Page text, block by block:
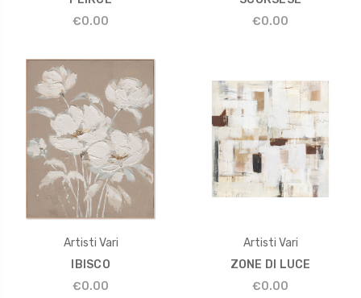
€0.00
€0.00
Artisti Vari
IBISCO
€0.00
Artisti Vari
ZONE DI LUCE
€0.00